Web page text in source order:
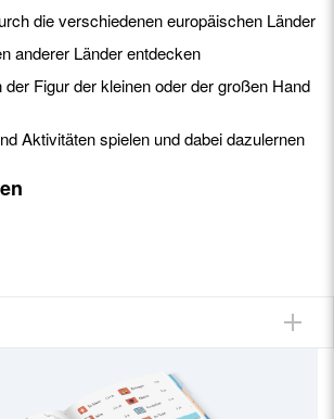
die verschiedenen europäischen Länder
anderer Länder entdecken
Figur der kleinen oder der großen Hand
Aktivitäten spielen und dabei dazulernen
fährt Ski oder näht. Sie liebt es, alles von
und später als Grundschullehrer.
alles: Sport, Natur, Schreiben,